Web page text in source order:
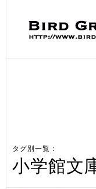
タグ別一覧：
小学館文